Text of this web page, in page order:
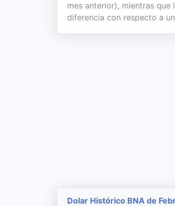
mes anterior), mientras
diferencia con respecto a
Dolar Histórico BNA de